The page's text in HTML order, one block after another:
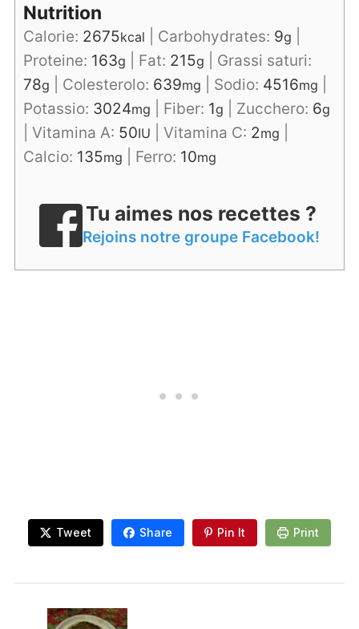
Nutrition
Calorie: 2675kcal Carbohydrates: 9g
Proteine: 163g Fat: 215g
Grassi saturi:
78g Colesterolo: 639mg Sodio: 4516mg
Potassio: 3024mg Fiber: 1g Zucchero: 6g
Vitamina A: 50IU Vitamina C: 2mg
Calcio: 135mg Ferro: 10mg
Tu aimes nos recettes ?
Rejoins notre groupe Facebook!
Tweet Share Pin It Print